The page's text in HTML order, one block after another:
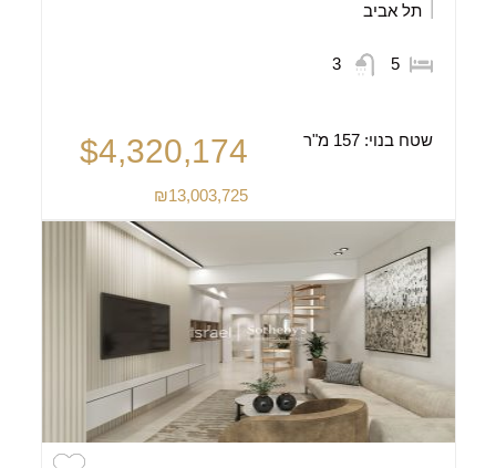
תל אביב
5
3
שטח בנוי:157 מ"ר $4,320,174
₪13,003,725